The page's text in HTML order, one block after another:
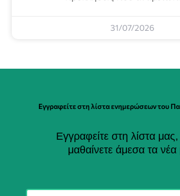
31/07/2026
Εγγραφείτε στη λίστα ενημερώσεων του
Εγγραφείτε στη λίστα μας,
μαθαίνετε άμεσα τα νέα